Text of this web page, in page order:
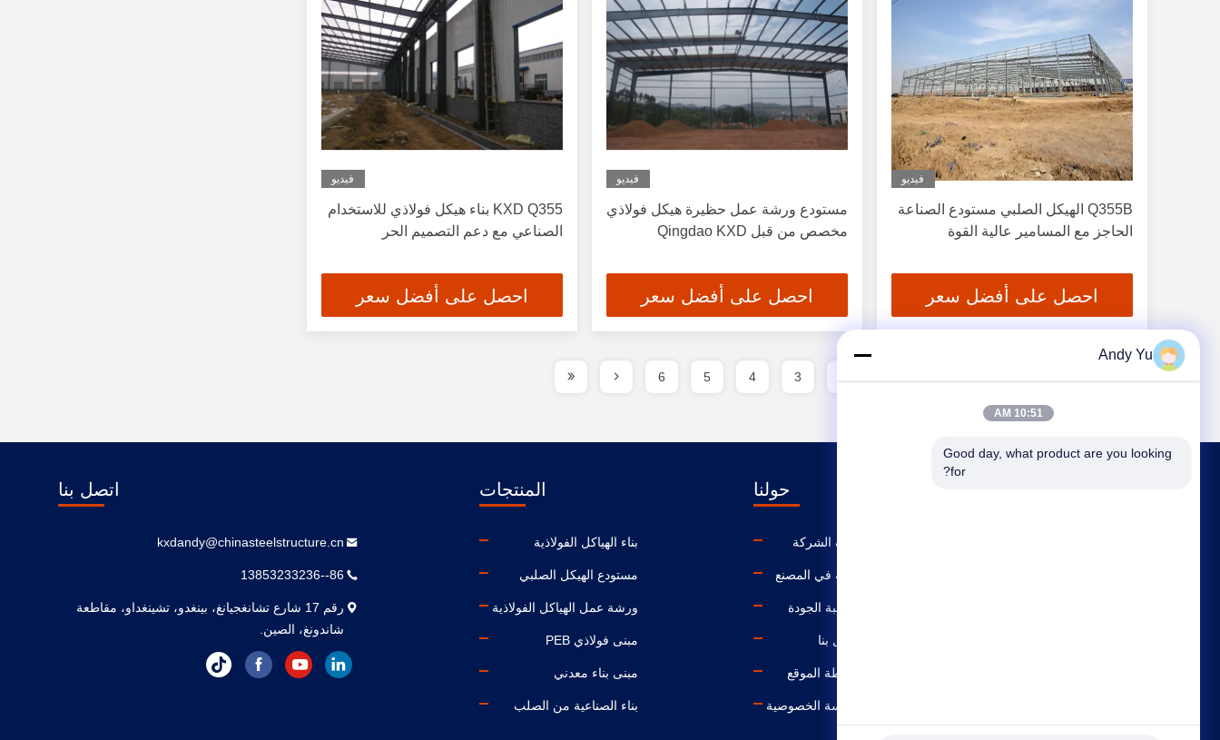
فيديو
Q355B الهيكل الصلبي مستودع الصناعة
الحاجز مع المسامير عالية القوة
احصل على أفضل سعر
فيديو
مستودع ورشة عمل حظيرة هيكل فولاذي
مخصص من قبل Qingdao KXD
احصل على أفضل سعر
فيديو
KXD Q355 بناء هيكل فولاذي للاستخدام
الصناعي مع دعم التصميم الحر
احصل على أفضل سعر
3
4
5
6
حولنا
ملف الشركة
جولة في المصنع
مراقبة الجودة
اتصل بنا
خريطة الموقع
سياسة الخصوصية
المنتجات
بناء الهياكل الفولاذية
مستودع الهيكل الصلبي
ورشة عمل الهياكل الفولاذية
مبنى فولاذي PEB
مبنى بناء معدني
بناء الصناعية من الصلب
اتصل بنا
kxdandy@chinasteelstructure.cn
86--13853233236
رقم 17 شارع تشانغجيانغ، بينغدو، تشينغداو، مقاطعة
شاندونغ، الصين.
Andy Yu
10:51 AM
Good day, what product are you looking
for?